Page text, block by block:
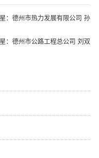
：德州市热力发展有限公司 孙
：德州市公路工程总公司 刘双